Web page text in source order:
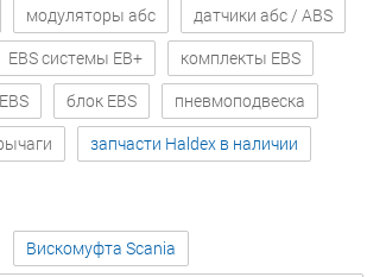
модуляторы абс
датчики абс / ABS
EBS системы EB+
комплекты EBS
блок EBS
пневмоподвеска
запчасти Haldex в наличии
Вискомуфта Scania